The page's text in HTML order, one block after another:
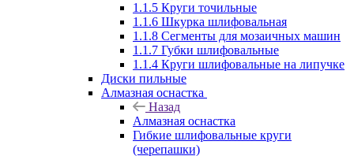
1.1.5 Круги точильные
1.1.6 Шкурка шлифовальная
1.1.8 Сегменты для мозаичных машин
1.1.7 Губки шлифовальные
1.1.4 Круги шлифовальные на липучке
Диски пильные
Алмазная оснастка
Назад
Алмазная оснастка
Гибкие шлифовальные круги
(черепашки)